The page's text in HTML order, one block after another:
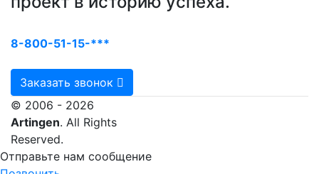
8-800-51-15-***
Заказать звонок
© 2006 - 2026
Artingen. All Rights
Reserved.
Отправьте нам сообщение